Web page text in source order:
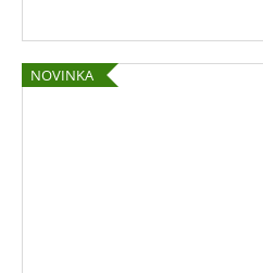
NOVINKA